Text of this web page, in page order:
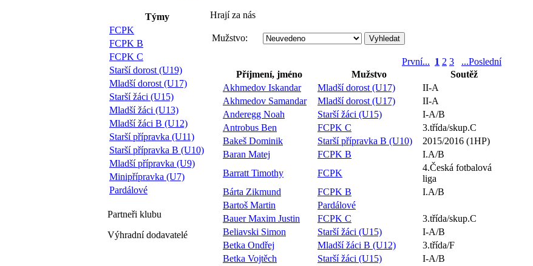
Týmy
FCPK
FCPK B
FCPK C
Starší dorost (U19)
Mladší dorost (U17)
Starší žáci (U15)
Mladší žáci (U13)
Mladší žáci B (U12)
Starší přípravka (U11)
Starší přípravka B (U10)
Mladší přípravka (U9)
Minipřípravka (U7)
Pardálové
Partneři klubu
Výhradní dodavatelé
Hrají za nás
Mužstvo:
První... 1 2 3 ...Poslední
Příjmení, jméno
Mužstvo
Soutěž
Akhmedov Iskandar
Mladší dorost (U17)
II-A
Akhmedov Samandar
Mladší dorost (U17)
II-A
Anderegg Noah
Starší žáci (U15)
I-A/B
Antrobus Ben
FCPK C
3.třída/skup.C
Bakeš Dominik
Starší přípravka B (U10)
2015/2016 (1HP)
Baran Matej
FCPK B
I.A/B
Barratt Timothy
FCPK
4.Česká fotbalová
liga
Bárta Zikmund
FCPK B
I.A/B
Bartoš Martin
Pardálové
Bauer Maxim Justin
FCPK C
3.třída/skup.C
Beliavski Simon
Starší žáci (U15)
I-A/B
Betka Ondřej
Mladší žáci B (U12)
3.třída/F
Betka Vojtěch
Starší žáci (U15)
I-A/B